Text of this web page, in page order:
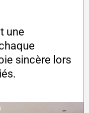
une
sincère lors